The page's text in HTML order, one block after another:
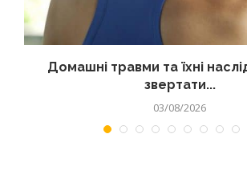
Домашні травми та їхні
звертати...
03/08/2026